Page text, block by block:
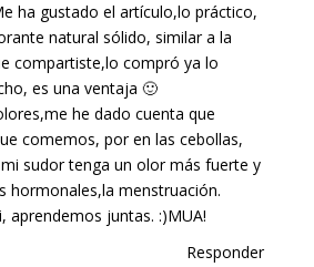
ha gustado el artículo,lo práctico,
natural sólido, similar a la
compartiste,lo compró ya lo
es una ventaja 🙂
he dado cuenta que
comemos, por en las cebollas,
sudor tenga un olor más fuerte y
hormonales,la menstruación.
aprendemos juntas. :)MUA!
Responder